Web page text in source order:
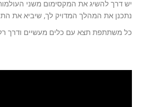
יש דרך להשיג את המקסימום משני
נתכנן את המהלך המדויק לך, שיביא את
כל משתתפת תצא עם כלים מעשיים ודרך